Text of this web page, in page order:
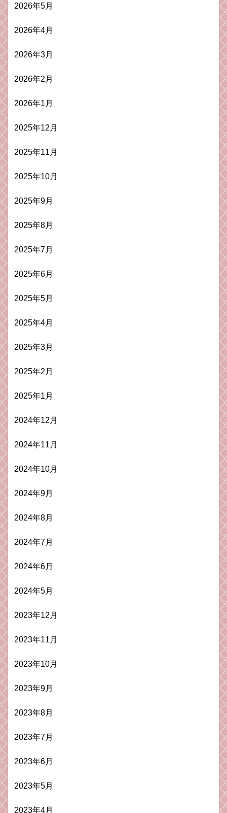
2026年5月
2026年4月
2026年3月
2026年2月
2026年1月
2025年12月
2025年11月
2025年10月
2025年9月
2025年8月
2025年7月
2025年6月
2025年5月
2025年4月
2025年3月
2025年2月
2025年1月
2024年12月
2024年11月
2024年10月
2024年9月
2024年8月
2024年7月
2024年6月
2024年5月
2023年12月
2023年11月
2023年10月
2023年9月
2023年8月
2023年7月
2023年6月
2023年5月
2023年4月